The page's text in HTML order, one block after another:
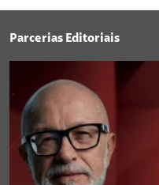
Parcerias Editoriais